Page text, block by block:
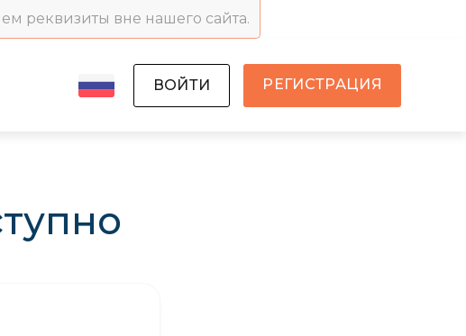
реквизиты вне нашего сайта.
ВОЙТИ РЕГИСТРАЦИЯ